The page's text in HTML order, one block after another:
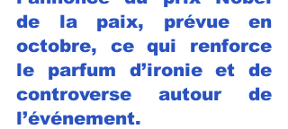
de la paix, prévue en
octobre, ce qui renforce
le parfum d’ironie et de
controverse autour de
l’événement.